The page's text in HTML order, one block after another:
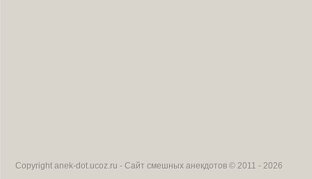
Copyrightanek-dot.ucoz.ru - Сайт смешных анекдотов © 2011 - 2026